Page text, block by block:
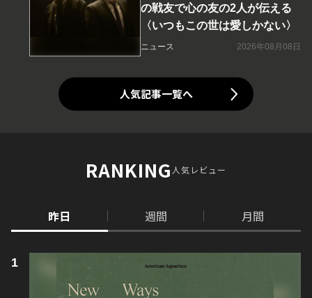
の戦友で心の友の2人が伝える
〈いつもこの世は愛しかない〉
ニュース 2026年08月08日
人気記事一覧へ
RANKING人気レビュー
昨日 週間 月間